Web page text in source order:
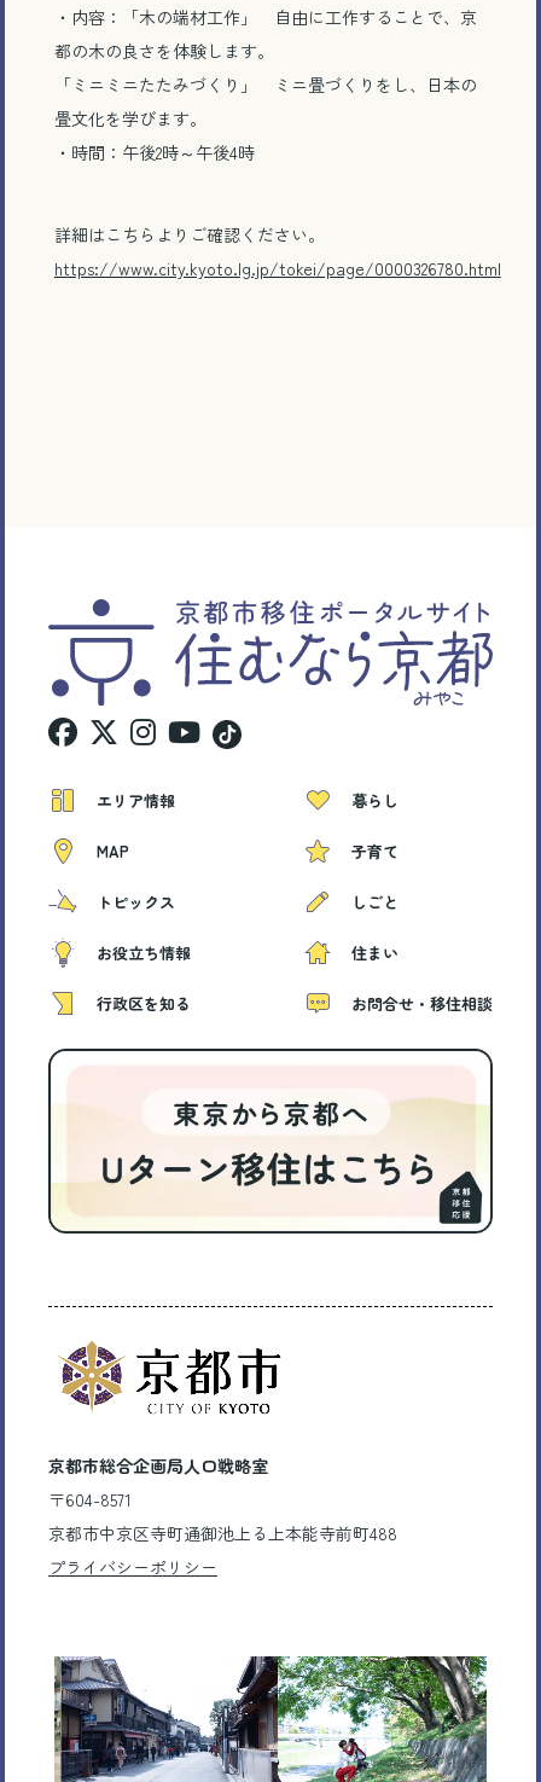
・内容：「木の端材工作」 自由に工作することで、京
都の木の良さを体験します。
「ミニミニたたみづくり」 ミニ畳づくりをし、日本の
畳文化を学びます。
・時間：午後2時～午後4時
詳細はこちらよりご確認ください。
https://www.city.kyoto.lg.jp/tokei/page/0000326780.html
エリア情報
MAP
トピックス
お役立ち情報
行政区を知る
暮らし
子育て
しごと
住まい
お問合せ・移住相談
京都市総合企画局人口戦略室
〒604-8571
京都市中京区寺町通御池上る上本能寺前町488
プライバシーポリシー